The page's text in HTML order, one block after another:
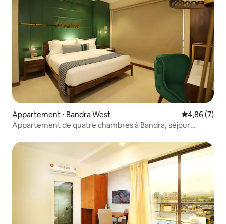
Appartement ⋅ Bandra West Évaluation
4,86 (7)
Appartement de quatre chambres à Bandra, séjour